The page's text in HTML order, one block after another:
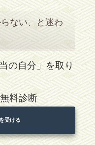
ない、と迷わ
の自分」を取り
料診断
受ける